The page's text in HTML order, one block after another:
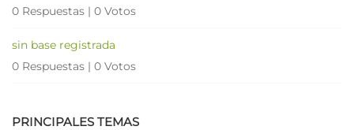
0 Respuestas | 0 Votos
sin base registrada
0 Respuestas | 0 Votos
PRINCIPALES TEMAS